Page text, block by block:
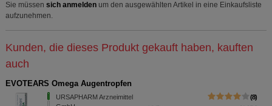
Sie müssen sich anmelden um den ausgewählten Artikel in eine Einkaufsliste
aufzunehmen.
Kunden, die dieses Produkt gekauft haben, kauften
auch
EVOTEARS Omega Augentropfen
URSAPHARM Arzneimittel
8